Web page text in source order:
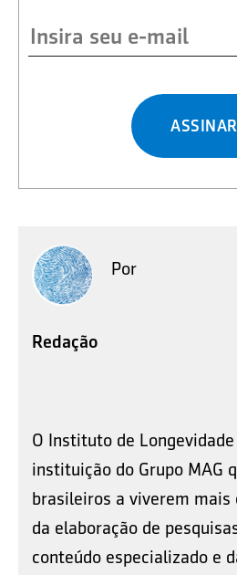
ASSINAR
Por
Redação
O Instituto de Longevidade
instituição do Grupo MAG
brasileiros a viverem
da elaboração de
conteúdo especializado e